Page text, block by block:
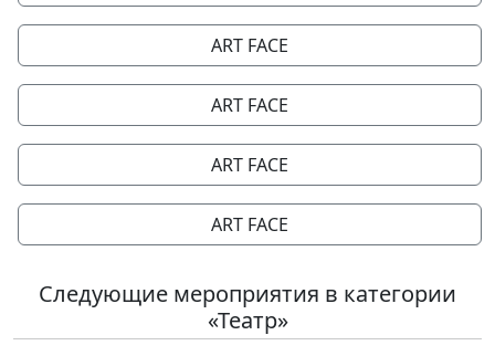
ART FACE
ART FACE
ART FACE
ART FACE
Следующие мероприятия в категории
«Театр»